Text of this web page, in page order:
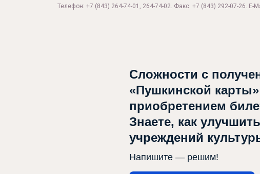
Телефон: +7 (843) 264-74-01, 264-74-02. Факс: +7 (843) 292-07-26. E-
Сложности с
«Пушкинской
приобретением
Знаете, как
учреждений
Напишите — решим!